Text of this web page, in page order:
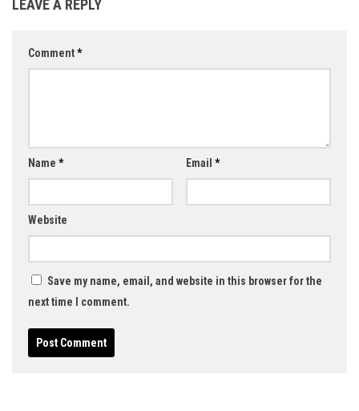
LEAVE A REPLY
Comment*
Name * Email *
Website
Save my name, email, and website in this browser for the
next time I comment.